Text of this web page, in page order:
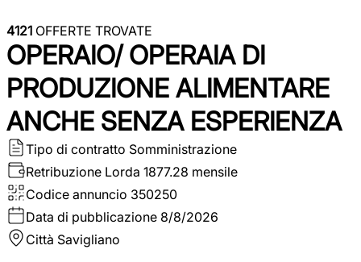
4121 OFFERTE TROVATE
OPERAIO/ OPERAIA DI
PRODUZIONE ALIMENTARE
ANCHE SENZA ESPERIENZA
Tipo di contratto Somministrazione
Retribuzione Lorda 1877.28 mensile
Codice annuncio 350250
Data di pubblicazione 8/8/2026
Città Savigliano